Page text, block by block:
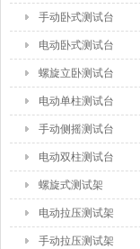
手动卧式测试台
电动卧式测试台
螺旋立卧测试台
电动单柱测试台
手动侧摇测试台
电动双柱测试台
螺旋式测试架
电动拉压测试架
手动拉压测试架